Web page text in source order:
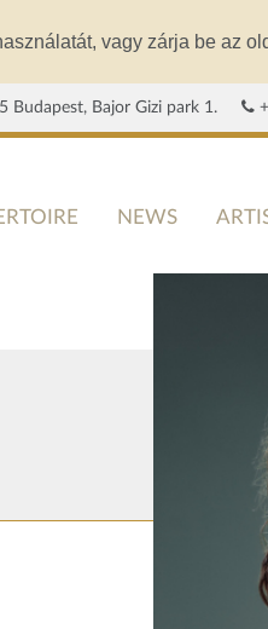
vagy zárja be az
Budapest, Bajor Gizi park 1.
NEWS